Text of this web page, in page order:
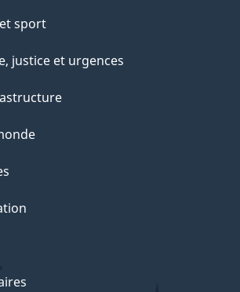
sport
justice et urgences